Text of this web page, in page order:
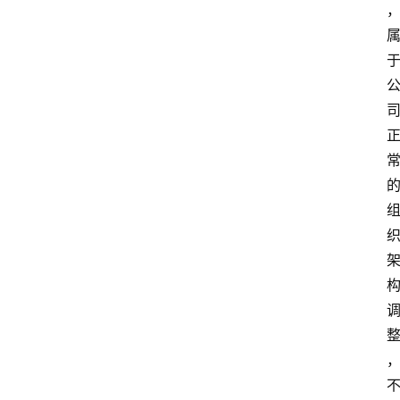
，
属
于
公
司
正
常
的
组
织
架
构
调
整
，
不